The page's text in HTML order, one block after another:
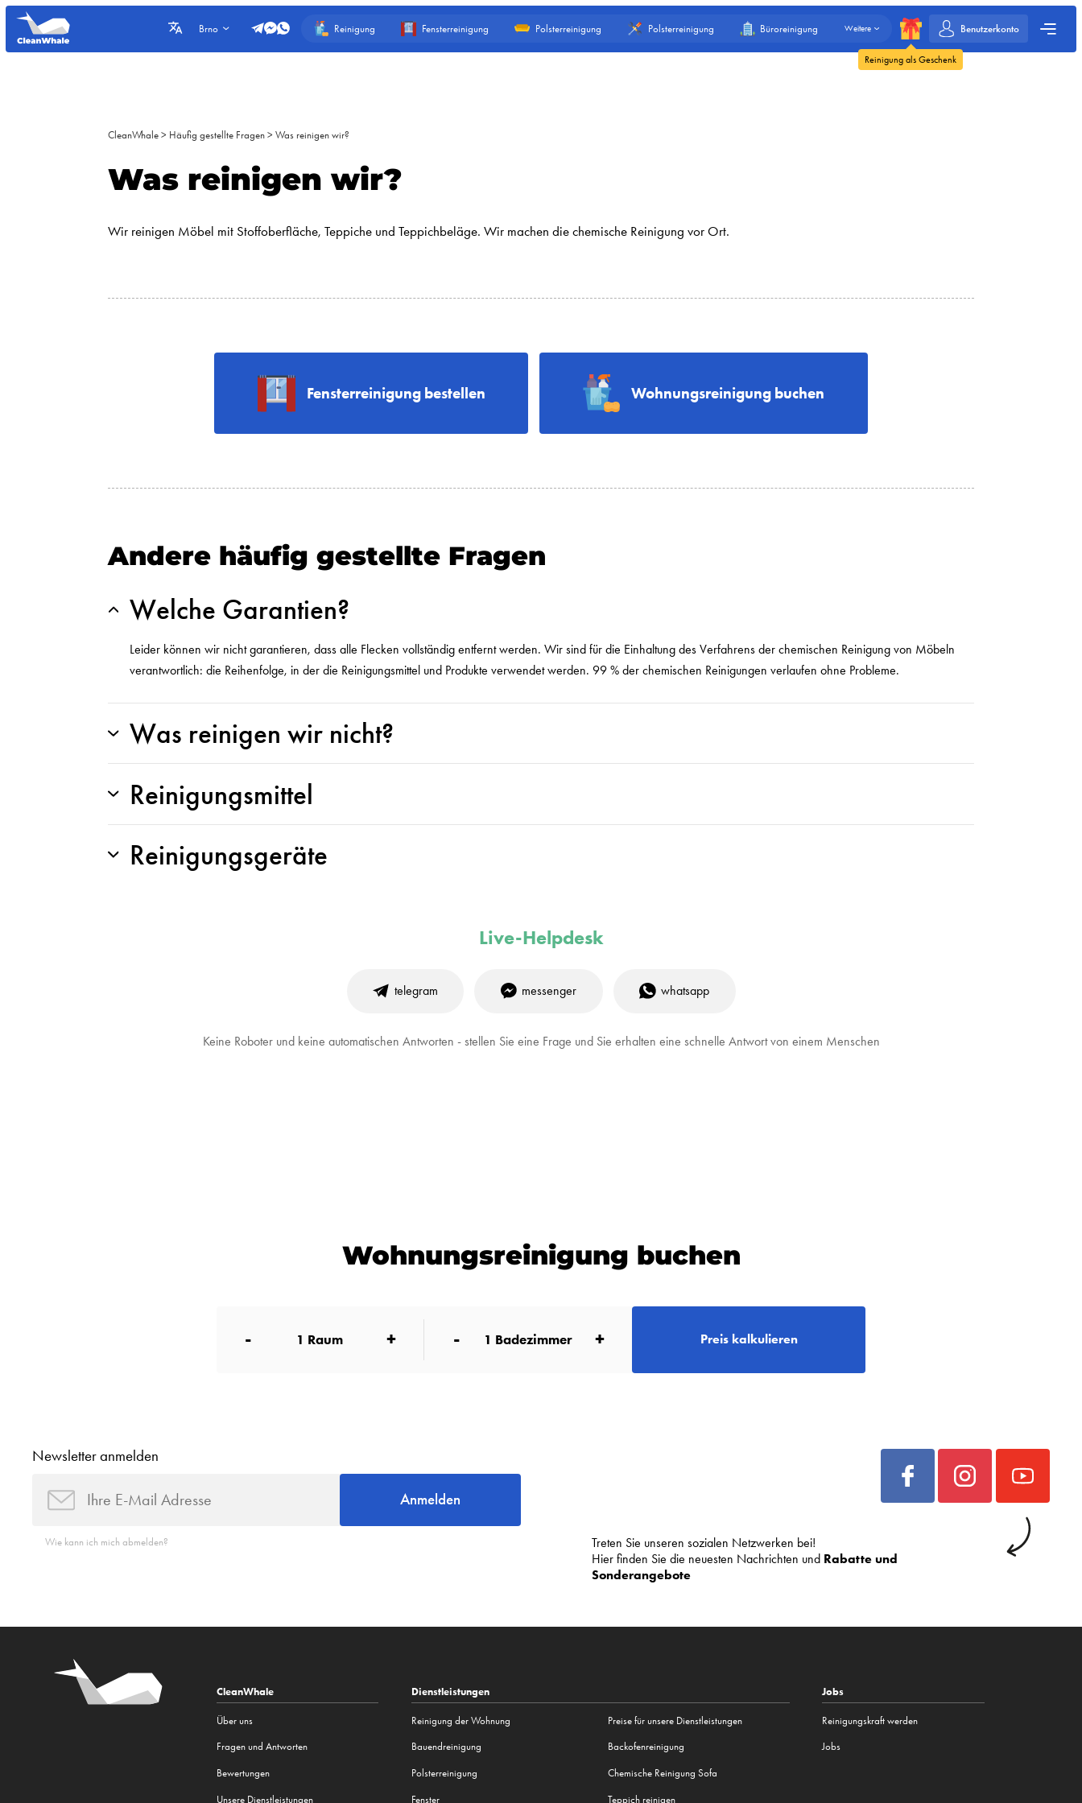
Brno Reinigung Fensterreinigung Polsterreinigung Polsterreinigung Büroreinigung Weitere
Reinigung als Geschenk
Benutzerkonto
CleanWhale > Häufig gestellte Fragen >Was reinigen wir?
Was reinigen wir?
Wir reinigen Möbel mit Stoffoberfläche, Teppiche und Teppichbeläge. Wir machen die chemische Reinigung vor Ort.
Fensterreinigung bestellen Wohnungsreinigung buchen
Andere häufig gestellte Fragen
Welche Garantien?
Leider können wir nicht garantieren, dass alle Flecken vollständig entfernt werden. Wir sind für die Einhaltung des Verfahrens der chemischen Reinigung von Möbeln
verantwortlich: die Reihenfolge, in der die Reinigungsmittel und Produkte verwendet werden. 99 % der chemischen Reinigungen verlaufen ohne Probleme.
Was reinigen wir nicht?
Reinigungsmittel
Reinigungsgeräte
Live-Helpdesk
telegram messenger whatsapp
Keine Roboter und keine automatischen Antworten - stellen Sie eine Frage und Sie erhalten eine schnelle Antwort von einem Menschen
Wohnungsreinigung buchen
- 1 Raum + - 1 Badezimmer + Preis kalkulieren
Newsletter anmelden
Anmelden
Wie kann ich mich abmelden?
Treten Sie unseren sozialen Netzwerken bei!
Hier finden Sie die neuesten Nachrichten und Rabatte und
Sonderangebote
CleanWhale
Über uns
Fragen und Antworten
Bewertungen
Unsere Dienstleistungen
Dienstleistungen
Reinigung der Wohnung
Bauendreinigung
Polsterreinigung
Fenster
Preise für unsere Dienstleistungen
Backofenreinigung
Chemische Reinigung Sofa
Teppich reinigen
Jobs
Reinigungskraft werden
Jobs